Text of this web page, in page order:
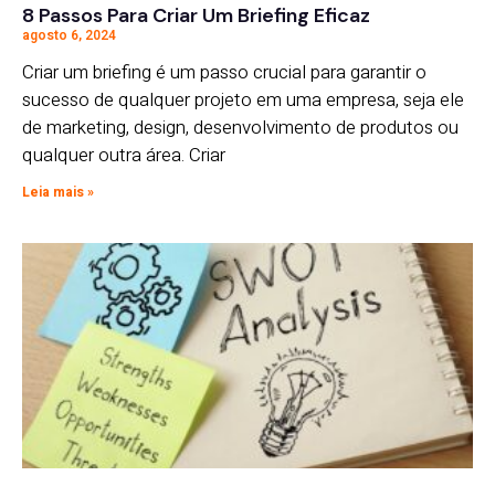
8 Passos Para Criar Um Briefing Eficaz
agosto 6, 2024
Criar um briefing é um passo crucial para garantir o
sucesso de qualquer projeto em uma empresa, seja ele
de marketing, design, desenvolvimento de produtos ou
qualquer outra área. Criar
Leia mais »